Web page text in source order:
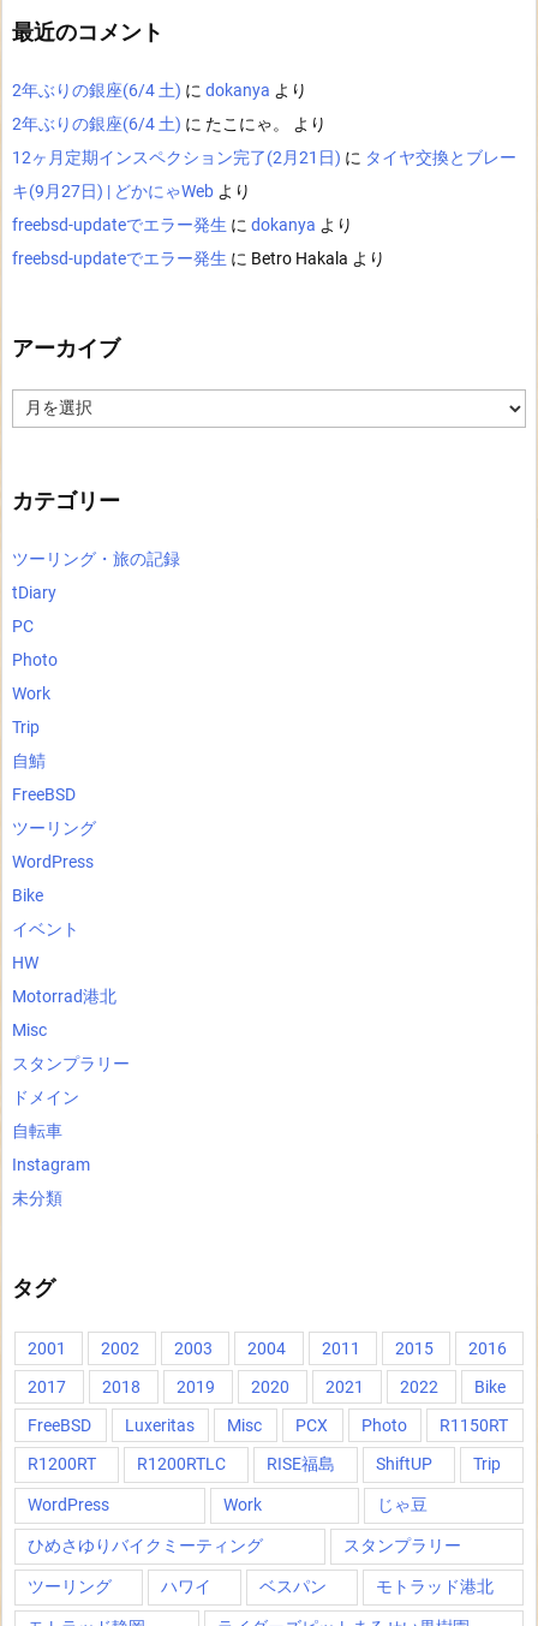
最近のコメント
2年ぶりの銀座(6/4 土) に dokanya より
2年ぶりの銀座(6/4 土) に たこにゃ。
より
12ヶ月定期インスペクション完了(2月21日) に タイヤ交換とブレー
キ(9月27日) | どかにゃWeb より
freebsd-updateでエラー発生 に dokanya より
freebsd-updateでエラー発生 に Betro Hakala より
アーカイブ
ー
カテゴリー
ツーリング・旅の記録
tDiary
PC
Photo
Work
Trip
自鯖
FreeBSD
ツーリング
WordPress
Bike
イベント
HW
Motorrad港北
Misc
スタンプラリー
ドメイン
自転車
Instagram
未分類
タグ
2001 2002 2003 2004 2011 2015
2016
2017
2018 2019 2020 2021 2022
Bike
FreeBSD
Luxeritas Misc PCX Photo
R1150RT
R1200RT
R1200RTLC RISE福島 ShiftUP Trip
WordPress Work じゃ豆
ひめさゆりバイクミーティング スタンプラリー
ツーリング ハワイ ベスパン モトラッド港北